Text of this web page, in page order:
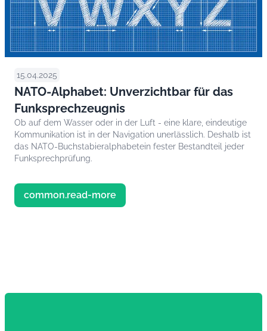
15.04.2025
NATO-Alphabet: Unverzichtbar für das
Funksprechzeugnis
Ob auf dem Wasser oder in der Luft - eine klare, eindeutige
Kommunikation ist in der Navigation unerlässlich. Deshalb ist
das NATO-Buchstabieralphabetein fester Bestandteil jeder
Funksprechprüfung.
common.read-more